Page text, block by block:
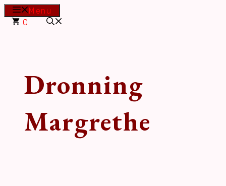
Hop
Menu
0
Dronning
Margrethe